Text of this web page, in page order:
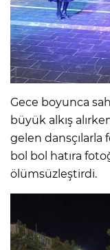
Gece boyunca
büyük alkış
gelen dansçılarla
bol bol hatıra
ölümsüzleştirdi.